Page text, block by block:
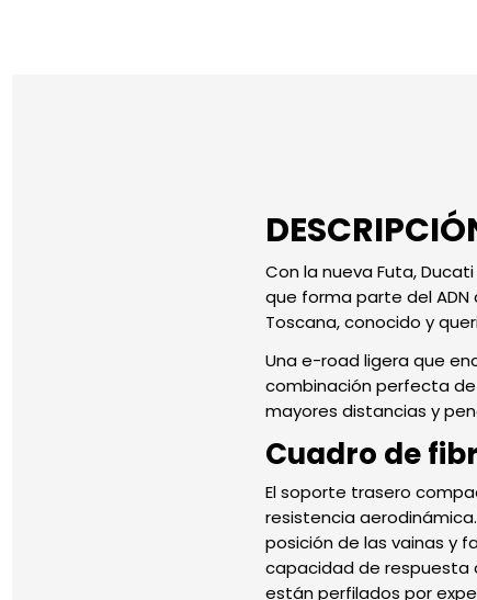
Con la nueva Futa,
que forma parte del ADN
Toscana, conocido y
Una e-road ligera que
combinación perfecta
mayores distancias y
Cuadro de
El soporte trasero
resistencia
posición de las vainas y
capacidad de respuesta
están perfilados por